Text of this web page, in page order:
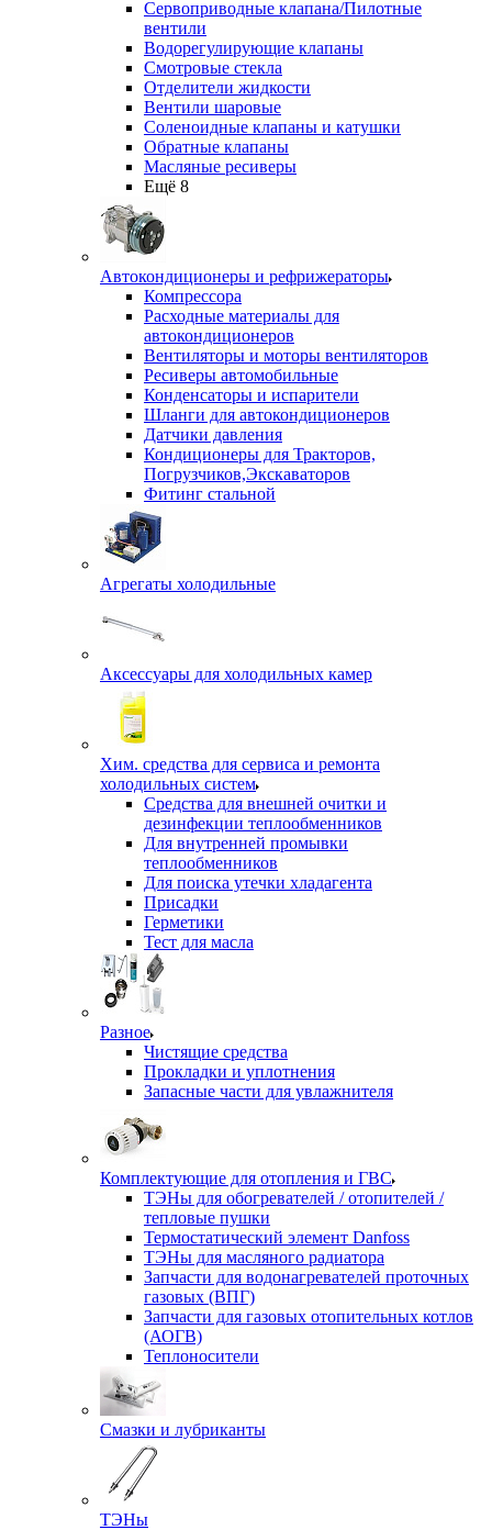
Сервоприводные клапана/Пилотные
вентили
Водорегулирующие клапаны
Смотровые стекла
Отделители жидкости
Вентили шаровые
Соленоидные клапаны и катушки
Обратные клапаны
Масляные ресиверы
Ещё 8
Автокондиционеры и рефрижераторы
Компрессора
Расходные материалы для
автокондиционеров
Вентиляторы и моторы вентиляторов
Ресиверы автомобильные
Конденсаторы и испарители
Шланги для автокондиционеров
Датчики давления
Кондиционеры для Тракторов,
Погрузчиков,Экскаваторов
Фитинг стальной
Агрегаты холодильные
Аксессуары для холодильных камер
Хим. средства для сервиса и ремонта
холодильных систем
Средства для внешней очитки и
дезинфекции теплообменников
Для внутренней промывки
теплообменников
Для поиска утечки хладагента
Присадки
Герметики
Тест для масла
Разное
Чистящие средства
Прокладки и уплотнения
Запасные части для увлажнителя
Комплектующие для отопления и ГВС
ТЭНы для обогревателей / отопителей /
тепловые пушки
Термостатический элемент Danfoss
ТЭНы для масляного радиатора
Запчасти для водонагревателей проточных
газовых (ВПГ)
Запчасти для газовых отопительных котлов
(АОГВ)
Теплоносители
Смазки и лубриканты
ТЭНы